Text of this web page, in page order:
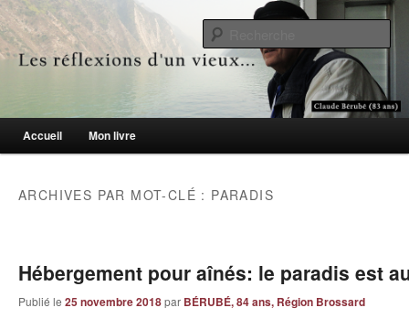
Les réflexions d'un vieux…
Le blogue des aînés de 65 ans et +
Menu principal
Aller au contenu principal
Aller au contenu secondaire
Accueil Mon livre
ARCHIVES PAR MOT-CLÉ : PARADIS
Hébergement pour aînés: le paradis est
Publié le 25 novembre 2018par BÉRUBÉ, 84 ans, Région Brossard